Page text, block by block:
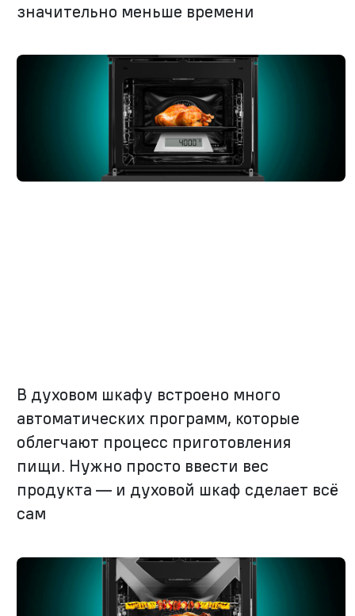
значительно меньше времени
В духовом шкафу встроено много
автоматических программ, которые
облегчают процесс приготовления
пищи. Нужно просто ввести вес
продукта — и духовой шкаф сделает всё
сам